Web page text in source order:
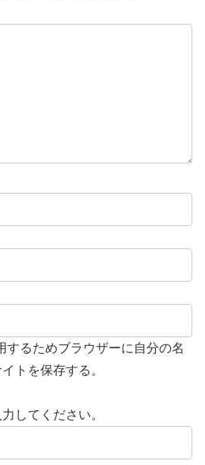
するためブラウザーに自分の名
トを保存する。
してください。